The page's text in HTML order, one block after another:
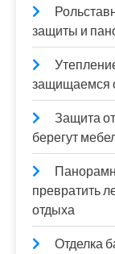
защиты и
защищаемся
Защита
берегут
превратить
отдыха
Отделка